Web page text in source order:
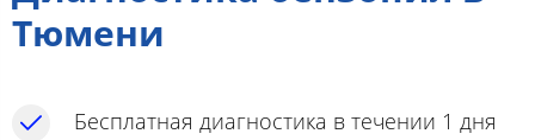
Тюмени
Бесплатная диагностика в течении 1 дня